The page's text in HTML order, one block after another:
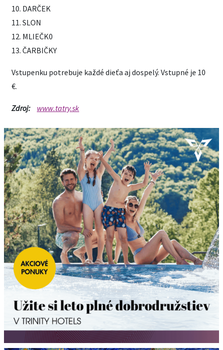
10. DARČEK
11. SLON
12. MLIEČK0
13. ČARBIČKY
Vstupenku potrebuje každé dieťa aj dospelý. Vstupné je 10
€.
Zdroj: www.tatry.sk